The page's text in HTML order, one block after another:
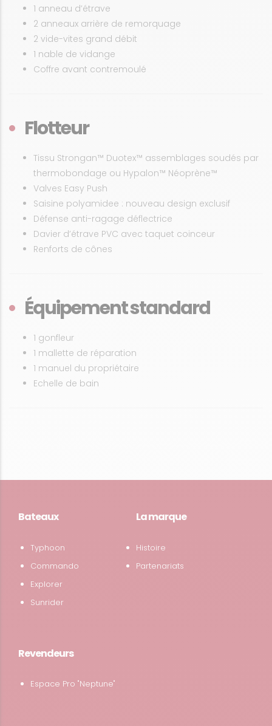
1 anneau d’étrave
2 anneaux arrière de remorquage
2 vide-vites grand débit
1 nable de vidange
Coffre avant contremoulé
Flotteur
Tissu Strongan™ Duotex™ assemblages soudés par
thermobondage ou Hypalon™ Néoprène™
Valves Easy Push
Saisine polyamidee : nouveau design exclusif
Défense anti-ragage déflectrice
Davier d’étrave PVC avec taquet coinceur
Renforts de cônes
Équipement standard
1 gonfleur
1 mallette de réparation
1 manuel du propriétaire
Echelle de bain
Bateaux
Typhoon
Commando
Explorer
Sunrider
La marque
Histoire
Partenariats
Revendeurs
Espace Pro "Neptune"